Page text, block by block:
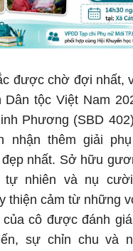
được chờ đợi nhất,
Dân tộc Việt Nam
Phương (SBD
nhận thêm giải
nhất. Sở hữu
tự nhiên và nụ
thiện cảm từ những
cô được đánh
sự chỉn chu và